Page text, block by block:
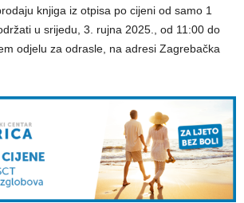
knjiga iz otpisa po cijeni od samo 1
u srijedu, 3. rujna 2025., od 11:00 do
odjelu za odrasle, na adresi Zagrebačka